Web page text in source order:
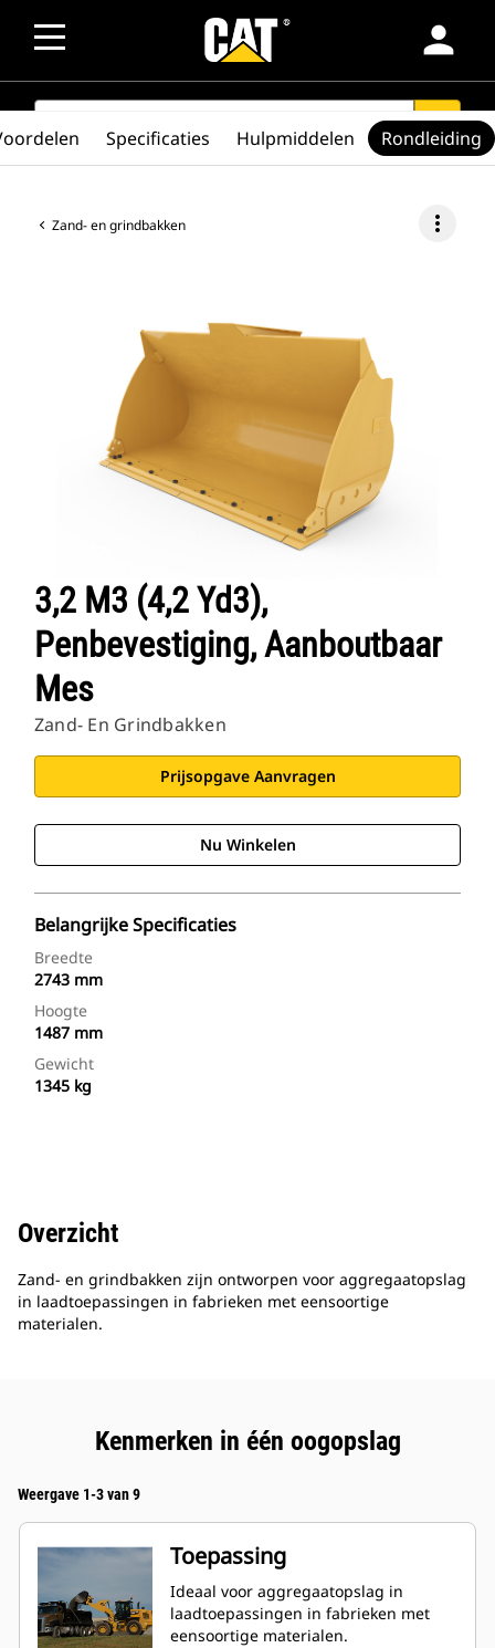
person
SEARCH search
Zand- en grindbakken more_vert
3,2 M3 (4,2 Yd3),
Penbevestiging, Aanboutbaar
Mes
Zand- En Grindbakken
Prijsopgave Aanvragen
Nu Winkelen
Belangrijke Specificaties
Breedte
2743 mm
Hoogte
1487 mm
Gewicht
1345 kg
Specificaties Hulpmiddelen Rondleiding
Overzicht
Zand- en grindbakken zijn ontworpen voor aggregaatopslag
in laadtoepassingen in fabrieken met eensoortige
materialen.
Kenmerken in één oogopslag
Weergave 1-3 van 9
Toepassing
Ideaal voor aggregaatopslag in
laadtoepassingen in fabrieken met
eensoortige materialen.